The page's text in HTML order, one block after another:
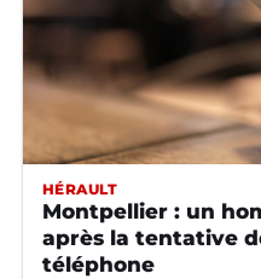
HÉRAULT
Montpellier : un
après la tentative
téléphone